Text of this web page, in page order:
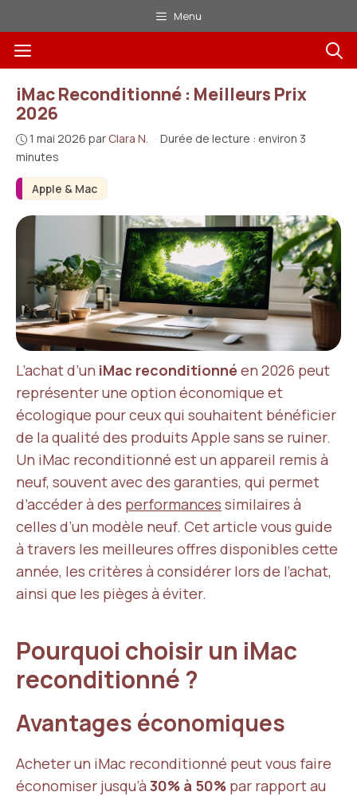
au
contenu
Menu
Menu
Apple & Mac
iMac Reconditionné : Meilleurs Prix
2026
1 mai 2026 par Clara N. · Durée de lecture : environ 3
minutes
L’achat d’un iMac reconditionné en 2026 peut
représenter une option économique et
écologique pour ceux qui souhaitent bénéficier
de la qualité des produits Apple sans se ruiner.
Un iMac reconditionné est un appareil remis à
neuf, souvent avec des garanties, qui permet
d’accéder à des performances similaires à
celles d’un modèle neuf. Cet article vous guide
à travers les meilleures offres disponibles cette
année, les critères à considérer lors de l’achat,
ainsi que les pièges à éviter.
Pourquoi choisir un iMac
reconditionné ?
Avantages économiques
Acheter un iMac reconditionné peut vous faire
économiser jusqu’à 30% à 50% par rapport au